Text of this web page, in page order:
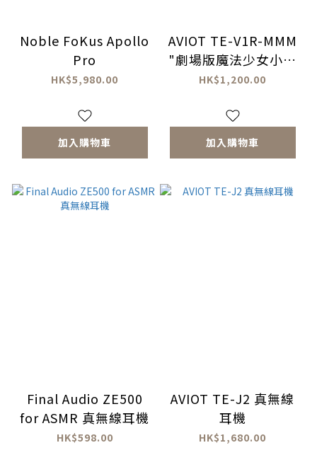
Noble FoKus Apollo
Pro
HK$5,980.00
加入購物車
AVIOT TE-V1R-MMM
"劇場版魔法少女小圓
[新篇]叛逆的物語" 真
HK$1,200.00
加入購物車
Final Audio ZE500
for ASMR 真無線耳機
HK$598.00
AVIOT TE-J2 真無線
耳機
HK$1,680.00